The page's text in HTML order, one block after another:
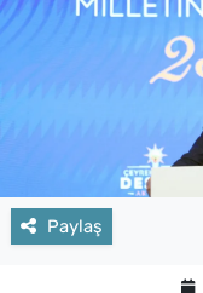
Paylaş